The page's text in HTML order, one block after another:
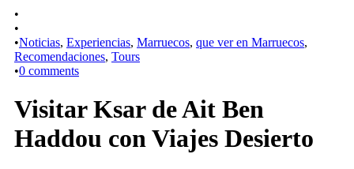
•
•
•Noticias, Experiencias, Marruecos, que ver en Marruecos,
Recomendaciones, Tours
•0 comments
Visitar Ksar de Ait Ben
Haddou con Viajes Desierto